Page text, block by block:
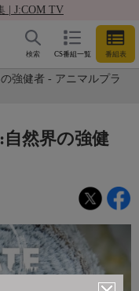
| J:COM TV
CS番組一覧 番組表
検索
強健者 - アニマルプラ
然界の強健